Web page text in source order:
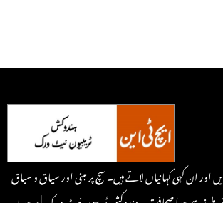
ان کہی کہانیاں لاتے ہیں۔ سچ پر مبنی اور سیاق و سباق